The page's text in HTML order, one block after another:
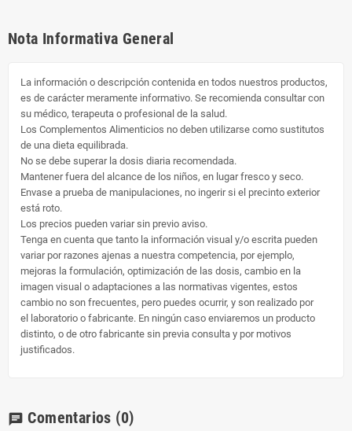
Nota Informativa General
La información o descripción contenida en todos nuestros productos,
es de carácter meramente informativo. Se recomienda consultar con
su médico, terapeuta o profesional de la salud.
Los Complementos Alimenticios no deben utilizarse como sustitutos
de una dieta equilibrada.
No se debe superar la dosis diaria recomendada.
Mantener fuera del alcance de los niños, en lugar fresco y seco.
Envase a prueba de manipulaciones, no ingerir si el precinto exterior
está roto.
Los precios pueden variar sin previo aviso.
Tenga en cuenta que tanto la información visual y/o escrita pueden
variar por razones ajenas a nuestra competencia, por ejemplo,
mejoras la formulación, optimización de las dosis, cambio en la
imagen visual o adaptaciones a las normativas vigentes, estos
cambio no son frecuentes, pero puedes ocurrir, y son realizado por
el laboratorio o fabricante. En ningún caso enviaremos un producto
distinto, o de otro fabricante sin previa consulta y por motivos
justificados.
chat Comentarios (0)